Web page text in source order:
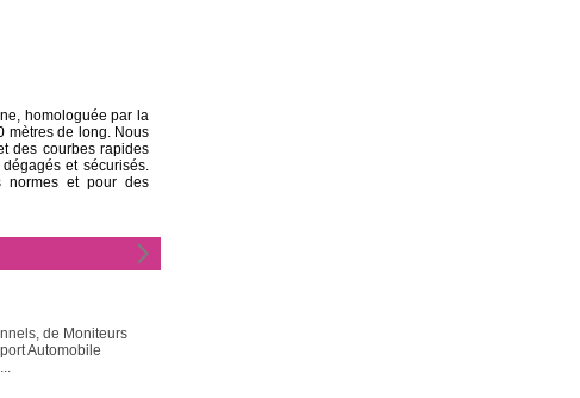
de Moniteurs
Automobile
homologuée par la
mètres de long. Nous
des courbes rapides
et sécurisés.
normes et pour des